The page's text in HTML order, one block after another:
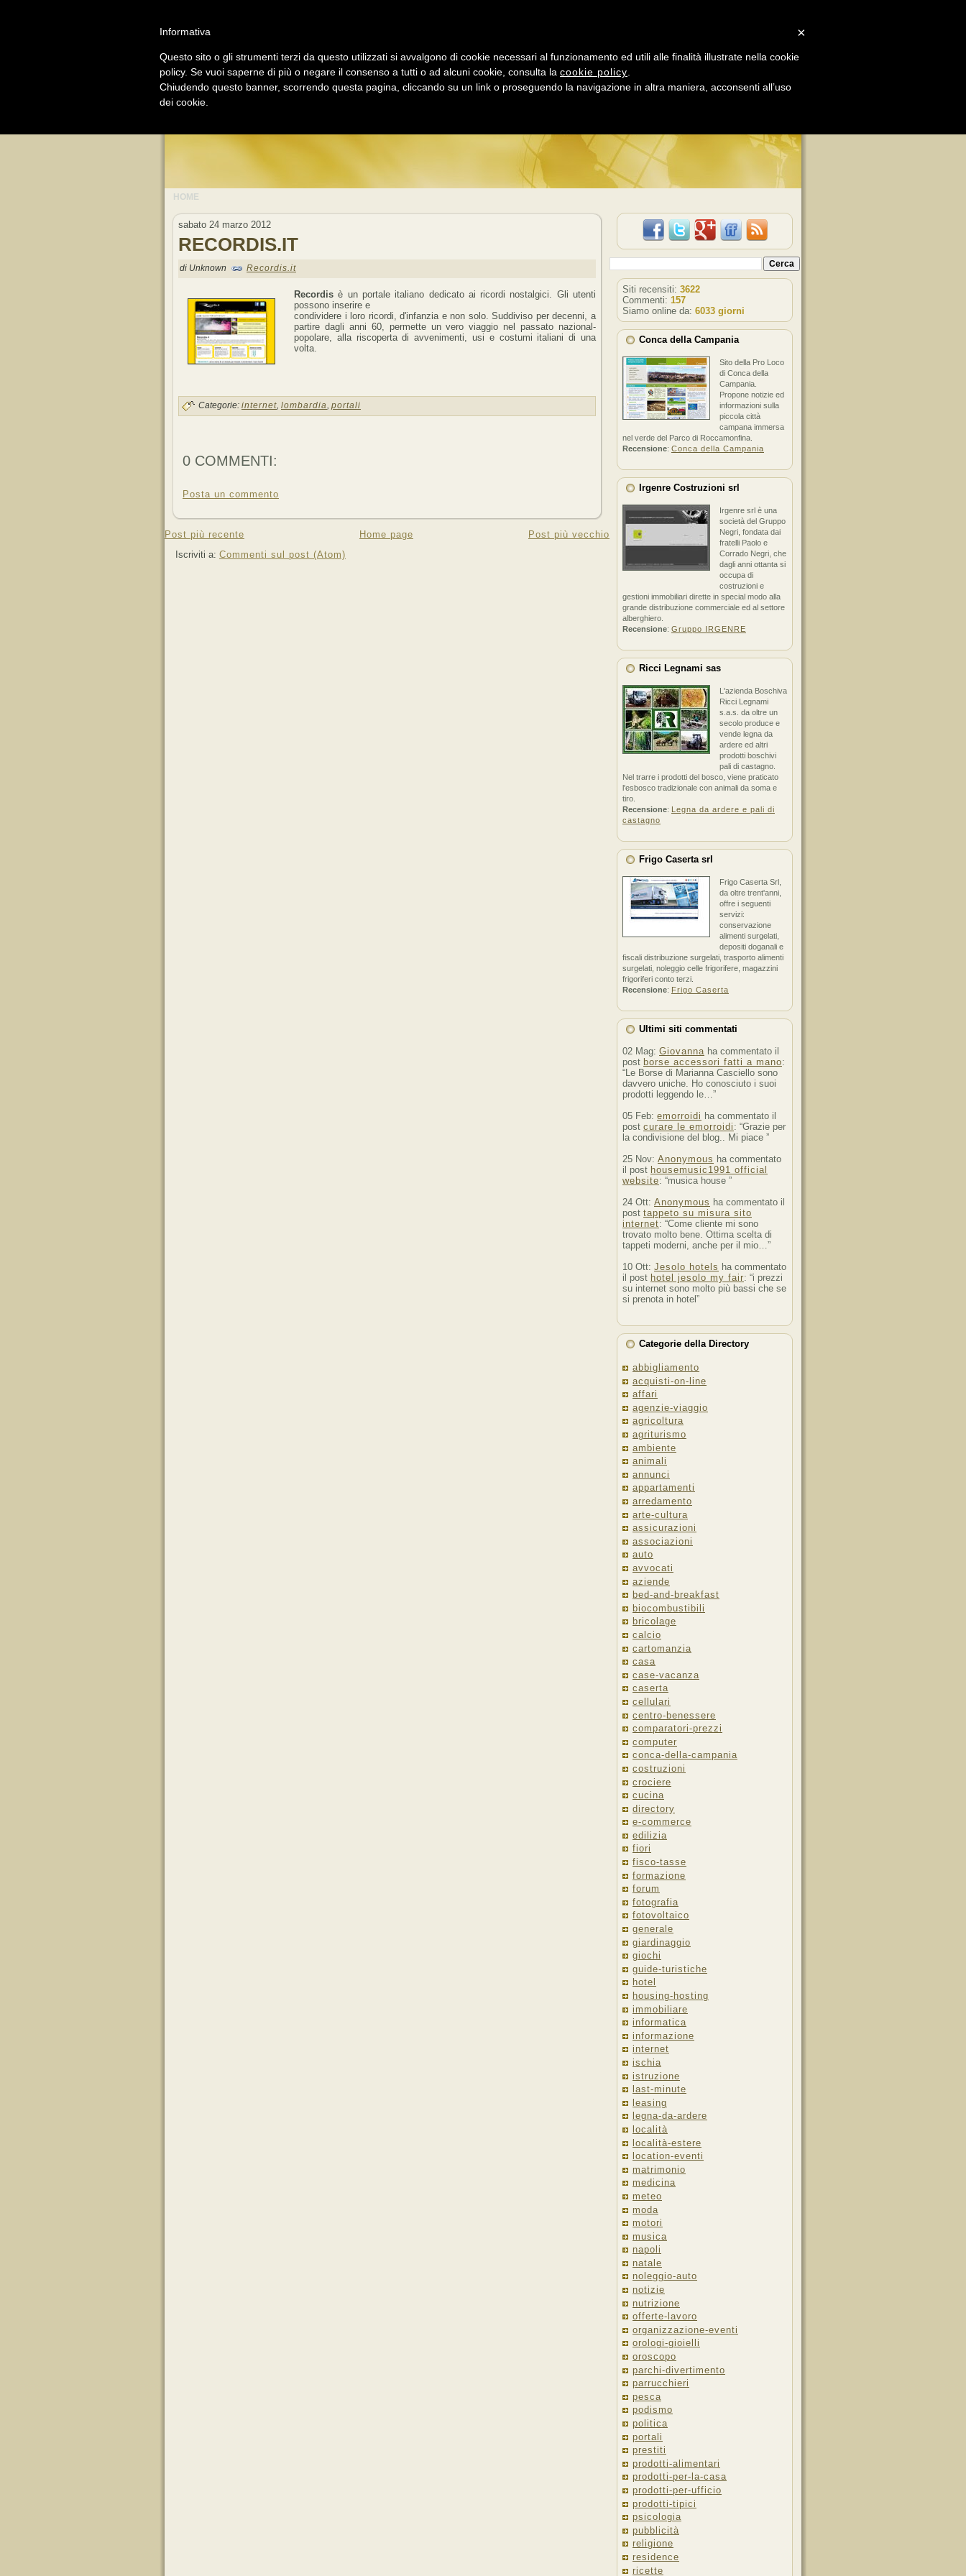
GOLD LINK DIRECTORY
HOME
sabato 24 marzo 2012
RECORDIS.IT
di Unknown Recordis.it
Recordis è un portale italiano dedicato ai ricordi nostalgici. Gli utenti
possono inserire e
condividere i loro ricordi, d'infanzia e non solo. Suddiviso per decenni, a
partire dagli anni 60, permette un vero viaggio nel passato nazional-
popolare, alla riscoperta di avvenimenti, usi e costumi italiani di una
volta.
Categorie: internet, lombardia, portali
0 COMMENTI:
Posta un commento
Post più recente Post più vecchio
Home page
Iscriviti a: Commenti sul post (Atom)
Siti recensiti: 3622
Commenti: 157
Siamo online da: 6033 giorni
Conca della Campania
Sito della Pro Loco
di Conca della
Campania.
Propone notizie ed
informazioni sulla
piccola città
campana immersa
nel verde del Parco di Roccamonfina.
Recensione: Conca della Campania
Irgenre Costruzioni srl
Irgenre srl è una
società del Gruppo
Negri, fondata dai
fratelli Paolo e
Corrado Negri, che
dagli anni ottanta si
occupa di
costruzioni e
gestioni immobiliari dirette in special modo alla
grande distribuzione commerciale ed al settore
alberghiero.
Recensione: Gruppo IRGENRE
Ricci Legnami sas
L'azienda Boschiva
Ricci Legnami
s.a.s. da oltre un
secolo produce e
vende legna da
ardere ed altri
prodotti boschivi
pali di castagno.
Nel trarre i prodotti del bosco, viene praticato
l'esbosco tradizionale con animali da soma e
tiro.
Recensione: Legna da ardere e pali di
castagno
Frigo Caserta srl
Frigo Caserta Srl,
da oltre trent'anni,
offre i seguenti
servizi:
conservazione
alimenti surgelati,
depositi doganali e
fiscali distribuzione surgelati, trasporto alimenti
surgelati, noleggio celle frigorifere, magazzini
frigoriferi conto terzi.
Recensione: Frigo Caserta
Ultimi siti commentati
02 Mag: Giovanna ha commentato il
post borse accessori fatti a mano:
“Le Borse di Marianna Casciello sono
davvero uniche. Ho conosciuto i suoi
prodotti leggendo le…”
05 Feb: emorroidi ha commentato il
post curare le emorroidi : “Grazie per
la condivisione del blog.. Mi piace ”
25 Nov: Anonymous ha commentato
il post housemusic1991 official
website: “musica house ”
24 Ott: Anonymous ha commentato il
post tappeto su misura sito
internet: “Come cliente mi sono
trovato molto bene. Ottima scelta di
tappeti moderni, anche per il mio…”
10 Ott: Jesolo hotels ha commentato
il post hotel jesolo my fair: “i prezzi
su internet sono molto più bassi che se
si prenota in hotel”
Categorie della Directory
abbigliamento
acquisti-on-line
affari
agenzie-viaggio
agricoltura
agriturismo
ambiente
animali
annunci
appartamenti
arredamento
arte-cultura
assicurazioni
associazioni
auto
avvocati
aziende
bed-and-breakfast
biocombustibili
bricolage
calcio
cartomanzia
casa
case-vacanza
caserta
cellulari
centro-benessere
comparatori-prezzi
computer
conca-della-campania
costruzioni
crociere
cucina
directory
e-commerce
edilizia
fiori
fisco-tasse
formazione
forum
fotografia
fotovoltaico
generale
giardinaggio
giochi
guide-turistiche
hotel
housing-hosting
immobiliare
informatica
informazione
internet
ischia
istruzione
last-minute
leasing
legna-da-ardere
località
località-estere
location-eventi
matrimonio
medicina
meteo
moda
motori
musica
napoli
natale
noleggio-auto
notizie
nutrizione
offerte-lavoro
organizzazione-eventi
orologi-gioielli
oroscopo
parchi-divertimento
parrucchieri
pesca
podismo
politica
portali
prestiti
prodotti-alimentari
prodotti-per-la-casa
prodotti-per-ufficio
prodotti-tipici
psicologia
pubblicità
religione
residence
ricette
×
Informativa
Questo sito o gli strumenti terzi da questo utilizzati si avvalgono di cookie necessari al funzionamento ed utili alle finalità illustrate nella cookie
policy. Se vuoi saperne di più o negare il consenso a tutti o ad alcuni cookie, consulta la cookie policy
Chiudendo questo banner, scorrendo questa pagina, cliccando su un link o proseguendo la navigazione in altra maniera, acconsenti all’uso
dei cookie.